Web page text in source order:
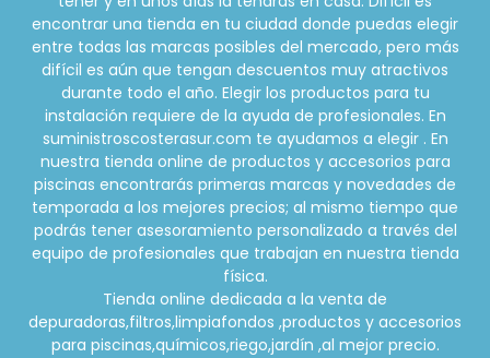
encontrar una tienda en tu ciudad donde puedas elegir
entre todas las marcas posibles del mercado, pero más
difícil es aún que tengan descuentos muy atractivos
durante todo el año. Elegir los productos para tu
instalación requiere de la ayuda de profesionales. En
suministroscosterasur.com te ayudamos a elegir . En
nuestra tienda online de productos y accesorios para
piscinas encontrarás primeras marcas y novedades de
temporada a los mejores precios; al mismo tiempo que
podrás tener asesoramiento personalizado a través del
equipo de profesionales que trabajan en nuestra tienda
física.
Tienda online dedicada a la venta de
depuradoras,filtros,limpiafondos ,productos y accesorios
para piscinas,químicos,riego,jardín ,al mejor precio.